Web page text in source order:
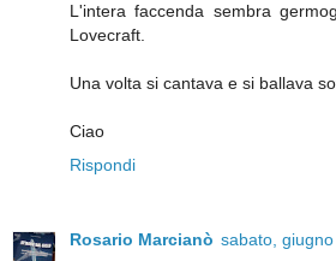
L'intera faccenda sembra
Lovecraft.
Una volta si cantava e si ballava
Ciao
Rispondi
Rosario Marcianò sabato,